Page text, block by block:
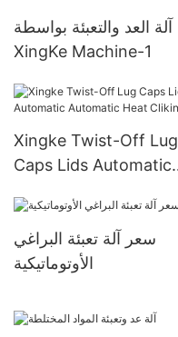
آلة العد والتعبئة بواسطة
XingKe Machine-1
Xingke Twist-Off Lug
Caps Lids Automatic
Line
سعر آلة تعبئة البراغي
الأوتوماتيكية